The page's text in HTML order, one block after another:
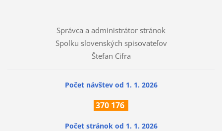
Správca a administrátor stránok
Spolku slovenských spisovateľov
Štefan Cifra
Počet návštev od 1. 1. 2026
370 176
Počet stránok od 1. 1. 2026